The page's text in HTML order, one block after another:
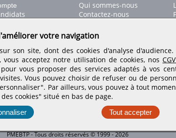
offre de stage
Qui sommes-nous
Contactez-nous
Informations légales
Conditions générales
Rejoignez nos équipes
Retrouvez-nous sur les réseaux sociaux
PMEBTP - Tous droits réservés © 1999 - 2026
votre navigation
son site, dont des cookies d'analyse
acceptez notre utilisation de cookies, nos
pour vous proposer des services adaptés à vos
Vous pouvez choisir de refuser ou de
Par ailleurs, vous pouvez à tout
cookies" situé en bas de page.
Tout accepter